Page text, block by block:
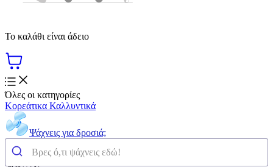
Το καλάθι είναι άδειο
Όλες οι κατηγορίες
Κορεάτικα Καλλυντικά
Ψάχνεις για δροσιά;